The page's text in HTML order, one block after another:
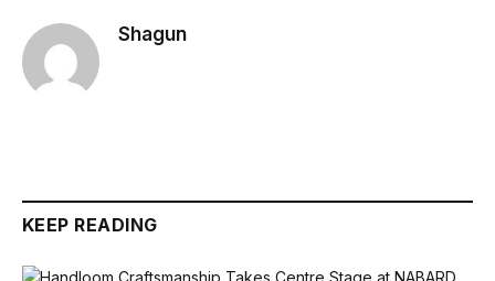
Shagun
KEEP READING